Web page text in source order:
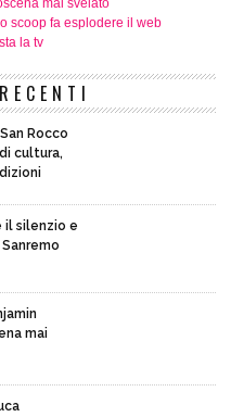
scoop fa esplodere il web
la tv
Rocco
cultura,
il silenzio e
mai